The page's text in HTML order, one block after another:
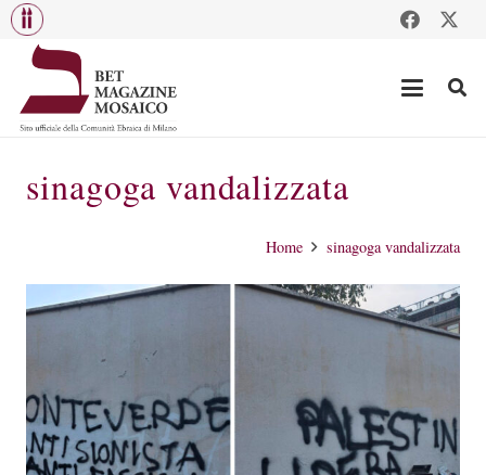
sinagoga vandalizzata
Home sinagoga vandalizzata